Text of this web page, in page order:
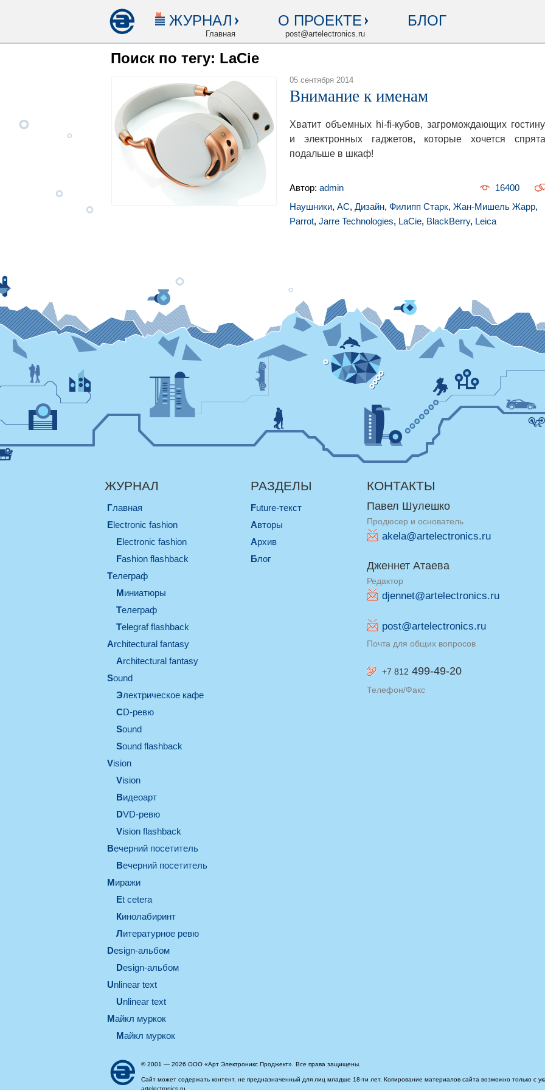
ЖУРНАЛ
Главная
О ПРОЕКТЕ
post@artelectronics.ru
БЛОГ
Поиск по тегу: LaCie
05 сентября 2014
Внимание к именам
Хватит объемных hi-fi-кубов, загромождающих
и электронных гаджетов, которые хочется
подальше в шкаф!
Автор: admin
16400
Наушники, АС, Дизайн, Филипп Старк, Жан-Мишель Жарр,
Parrot, Jarre Technologies, LaCie, BlackBerry, Leica
ЖУРНАЛ
Главная
electronic fashion
electronic fashion
Fashion flashback
телеграф
миниатюры
телеграф
Telegraf flashback
architectural fantasy
architectural fantasy
sound
электрическое кафе
CD-ревю
sound
Sound flashback
vision
vision
видеоарт
DVD-ревю
Vision flashback
вечерний посетитель
вечерний посетитель
миражи
et cetera
кинолабиринт
литературное ревю
design-альбом
design-альбом
unlinear text
Unlinear text
майкл муркок
майкл муркок
РАЗДЕЛЫ
Future-текст
Авторы
Архив
Блог
КОНТАКТЫ
Павел Шулешко
Продюсер и основатель
akela@artelectronics.ru
Дженнет Атаева
Редактор
djennet@artelectronics.ru
post@artelectronics.ru
Почта для общих вопросов
+7 812 499-49-20
Телефон/Факс
© 2001 — 2026 ООО «Арт Электроникс Проджект». Все права защищены.
Сайт может содержать контент, не предназначенный для лиц младше 18-ти лет. Копирование материалов сайта возможно только с
artelectronics.ru.